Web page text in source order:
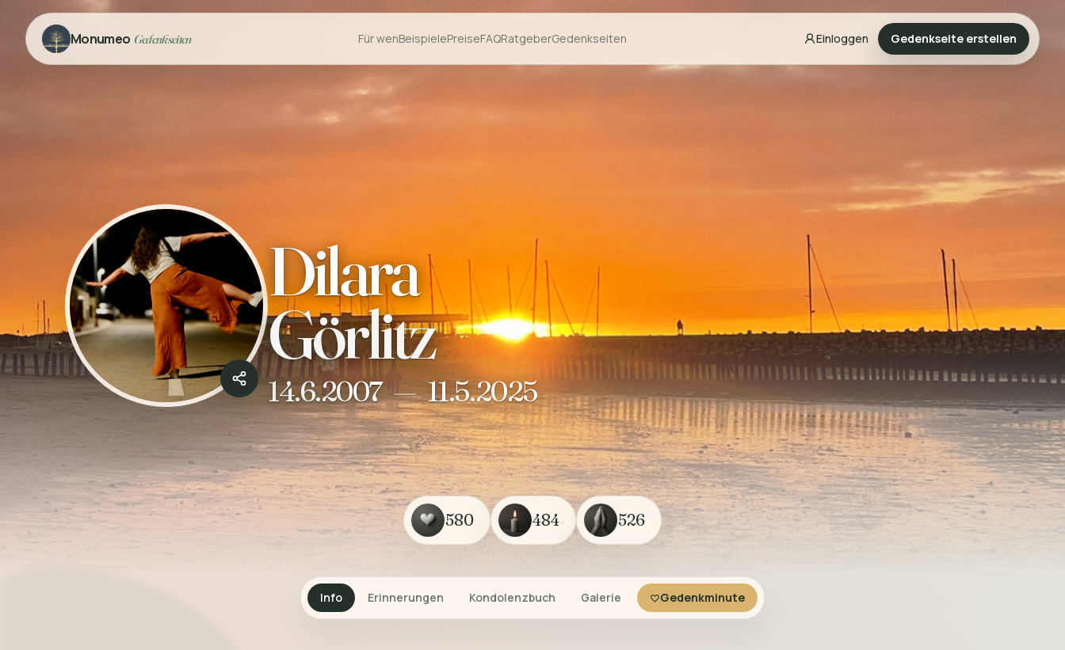
Monumeo Gedenkseiten Für wenBeispielePreiseFAQRatgeberGedenkseiten Einloggen Gedenkseite erstellen
Dilara
Görlitz
14.6.2007 — 11.5.2025
580 484 526
Info Erinnerungen Kondolenzbuch Galerie Gedenkminute